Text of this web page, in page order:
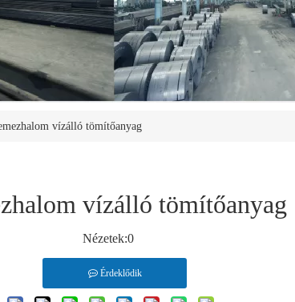
vízálló tömítőanyag
vízálló tömítőanyag
Nézetek:0
Érdeklődik